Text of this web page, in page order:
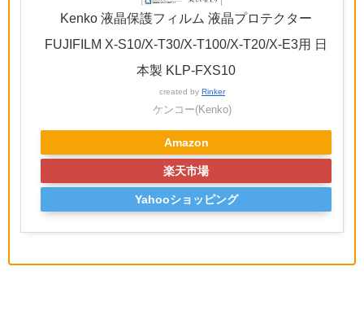
Kenko 液晶保護フィルム 液晶プロテクター
FUJIFILM X-S10/X-T30/X-T100/X-T20/X-E3用 日
本製 KLP-FXS10
created by Rinker
ケンコー(Kenko)
Amazon
楽天市場
Yahooショッピング